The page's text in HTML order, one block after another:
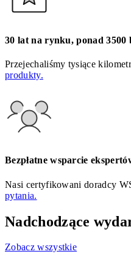
30 lat na rynku, ponad 3500
Przejechaliśmy tysiące
produkty.
Bezpłatne wsparcie
Nasi certyfikowani doradcy
pytania.
Nadchodzące
Zobacz wszystkie